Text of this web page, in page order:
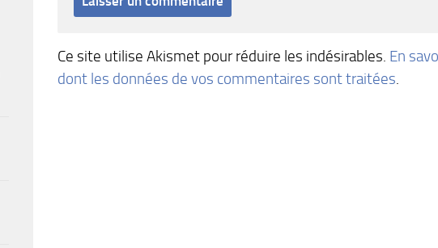
Ce site utilise Akismet pour réduire les indésirables. En
dont les données de vos commentaires sont traitées.